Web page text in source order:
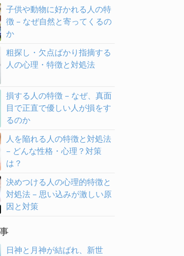
子供や動物に好かれる人の特
徴 – なぜ自然と寄ってくるの
か
粗探し・欠点ばかり指摘する
人の心理・特徴と対処法
損する人の特徴 – なぜ、真面
目で正直で優しい人が損をす
るのか
人を陥れる人の特徴と対処法
– どんな性格・心理？対策
は？
決めつける人の心理的特徴と
対処法 – 思い込みが激しい原
因と対策
日神と月神が結ばれ、新世